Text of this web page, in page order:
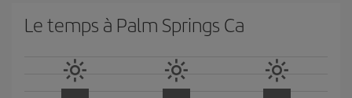
Le temps à Palm Springs Ca